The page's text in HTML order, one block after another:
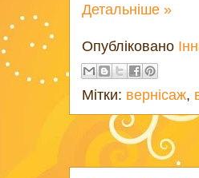
Детальніше »
Опубліковано
Мітки: вернісаж,